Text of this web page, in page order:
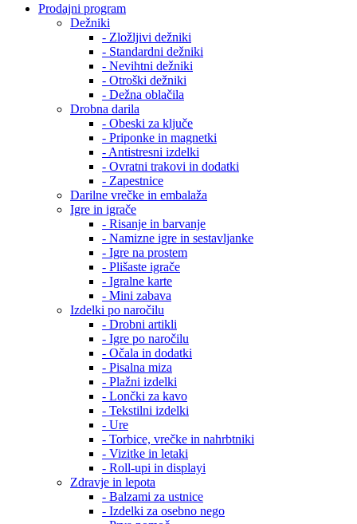
Prodajni program
Dežniki
- Zložljivi dežniki
- Standardni dežniki
- Nevihtni dežniki
- Otroški dežniki
- Dežna oblačila
Drobna darila
- Obeski za ključe
- Priponke in magnetki
- Antistresni izdelki
- Ovratni trakovi in dodatki
- Zapestnice
Darilne vrečke in embalaža
Igre in igrače
- Risanje in barvanje
- Namizne igre in sestavljanke
- Igre na prostem
- Plišaste igrače
- Igralne karte
- Mini zabava
Izdelki po naročilu
- Drobni artikli
- Igre po naročilu
- Očala in dodatki
- Pisalna miza
- Plažni izdelki
- Lončki za kavo
- Tekstilni izdelki
- Ure
- Torbice, vrečke in nahrbtniki
- Vizitke in letaki
- Roll-upi in displayi
Zdravje in lepota
- Balzami za ustnice
- Izdelki za osebno nego